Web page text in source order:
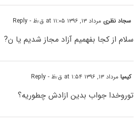
سجاد نظری مرداد ۱۳, ۱۳۹۶ at ۱۱:۰۵ ق٫ظ - Reply
سلام از کجا بفهمیم آزاد مجاز شدیم یا ن?
کیمیامرداد ۱۳, ۱۳۹۶ at ۱:۵۴ ق٫ظ - Reply
توروخدا جواب بدین ازادش چطوریه؟